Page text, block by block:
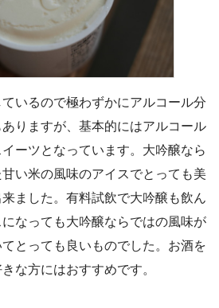
いるので極わずかにアルコール分
りますが、基本的にはアルコール
ーツとなっています。大吟醸なら
い米の風味のアイスでとっても美
ました。有料試飲で大吟醸も飲ん
なっても大吟醸ならではの風味が
とっても良いものでした。お酒を
な方にはおすすめです。